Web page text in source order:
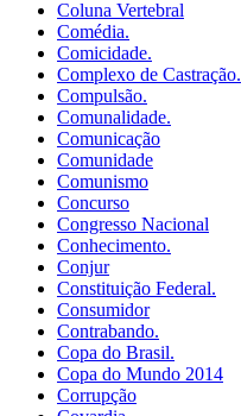
Coluna Vertebral
Comédia.
Comicidade.
Complexo de Castração.
Compulsão.
Comunalidade.
Comunicação
Comunidade
Comunismo
Concurso
Congresso Nacional
Conhecimento.
Conjur
Constituição Federal.
Consumidor
Contrabando.
Copa do Brasil.
Copa do Mundo 2014
Corrupção